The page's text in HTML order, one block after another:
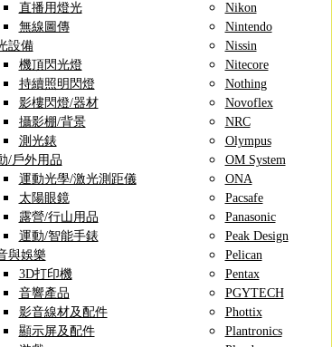
直播用燈光
無線圖傳
設備
機頂閃光燈
持續照明閃燈
影樓閃燈/器材
攝影棚/背景
測光錶
/戶外用品
運動光學/激光測距儀
太陽眼鏡
露營/行山用品
運動/智能手錶
與娛樂
3D打印機
音響產品
影音線材及配件
顯示屏及配件
Nikon
Nintendo
Nissin
Nitecore
Nothing
Novoflex
NRC
Olympus
OM System
ONA
Pacsafe
Panasonic
Peak Design
Pelican
Pentax
PGYTECH
Phottix
Plantronics